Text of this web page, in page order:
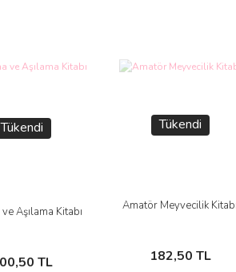
Tükendi
Aşılama Kitabı
TL
Tükendi
Amatör Meyvecilik Kitabı
182,50 TL